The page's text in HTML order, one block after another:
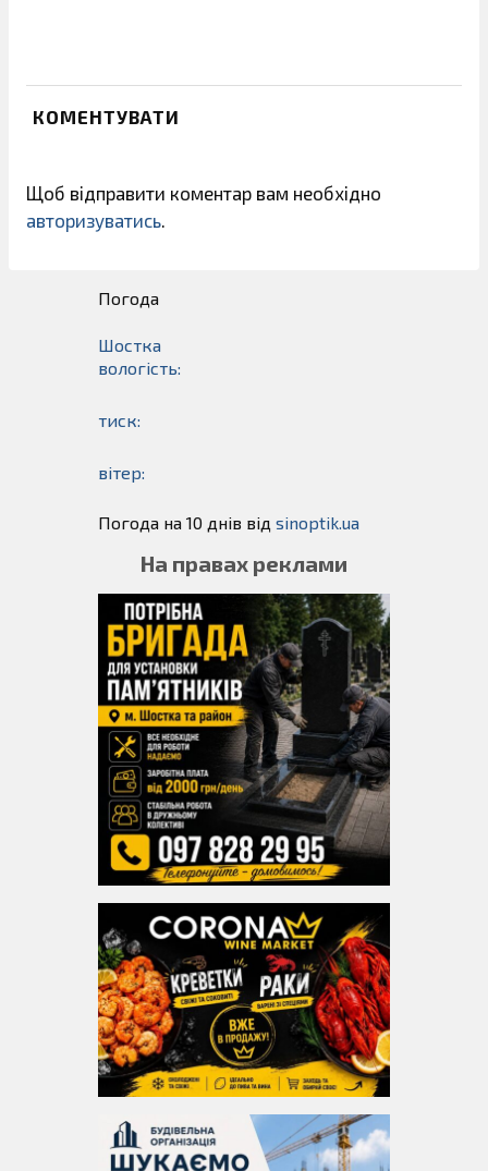
КОМЕНТУВАТИ
Щоб відправити коментар вам необхідно
авторизуватись
Погода
Шостка
вологість:
тиск:
вітер:
Погода на 10 днів від sinoptik.ua
На правах реклами